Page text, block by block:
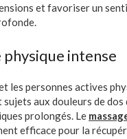
et favoriser un
physique intense
les personnes actives
aux douleurs de dos
prolongés. Le
efficace pour la